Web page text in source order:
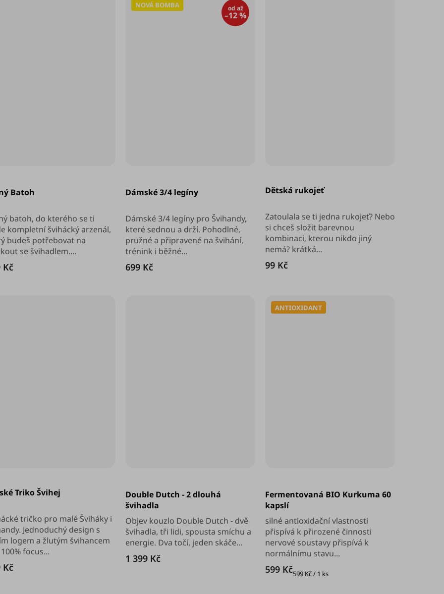
Batoh
Kč
batoh, do kterého se ti
kompletní švihácký arzenál,
budeš potřebovat na
se švihadlem....
NOVÁ BOMBA od až
–12 %
Dámské 3/4 legíny
produktu
z
5
hvězdiček.
699 Kč
Dámské 3/4 legíny pro Švihandy,
které sednou a drží. Pohodlné,
pružné a připravené na švihání,
trénink i běžné...
Dětská rukojeť
99 Kč
Zatoulala se ti jedna rukojeť? Nebo
si chceš složit barevnou
kombinaci, kterou nikdo jiný
nemá? krátká...
Triko Švihej
Kč
tričko pro malé Šviháky i
Jednoduchý design s
logem a žlutým švihancem
focus...
Double Dutch - 2 dlouhá
švihadla
produktu
je
5,0
z
5
hvězdiček.
1 399 Kč
Objev kouzlo Double Dutch - dvě
švihadla, tři lidi, spousta smíchu a
energie. Dva točí, jeden skáče...
ANTIOXIDANT
Fermentovaná BIO Kurkuma 60
kapslí
produktu
je
5,0
z
5
hvězdiček.
599 KčMěrná
599 Kč / 1 ks
silné antioxidační vlastnosti
přispívá k přirozené činnosti
nervové soustavy přispívá k
normálnímu stavu...